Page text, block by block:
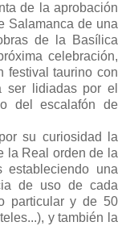
de la aprobación
Salamanca de una
de la Basílica
celebración,
festival taurino con
ser lidiadas por el
del escalafón de
su curiosidad la
la Real orden de la
estableciendo una
de uso de cada
particular y de 50
y también la